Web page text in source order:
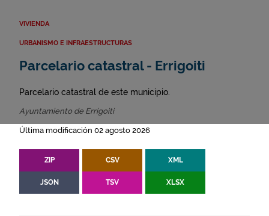
VIVIENDA
URBANISMO E INFRAESTRUCTURAS
Parcelario catastral - Errigoiti
Parcelario catastral de este municipio.
Ayuntamiento de Errigoiti
Última modificación 02 agosto 2026
ZIP CSV XML
JSON TSV XLSX